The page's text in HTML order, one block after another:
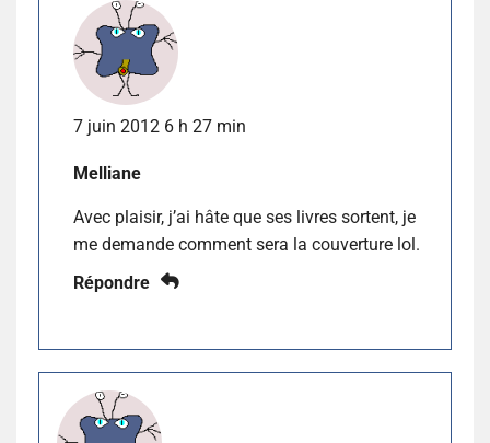
7 juin 2012 6 h 27 min
Melliane
Avec plaisir, j’ai hâte que ses livres sortent, je
me demande comment sera la couverture lol.
Répondre